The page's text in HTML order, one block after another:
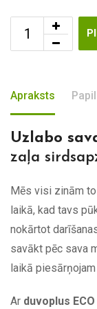
Apraksts
Uzlabo
zaļa
Mēs visi zinām
laikā, kad tavs
nokārtot
savākt pēc sava
laikā
Ar duvoplus ECO